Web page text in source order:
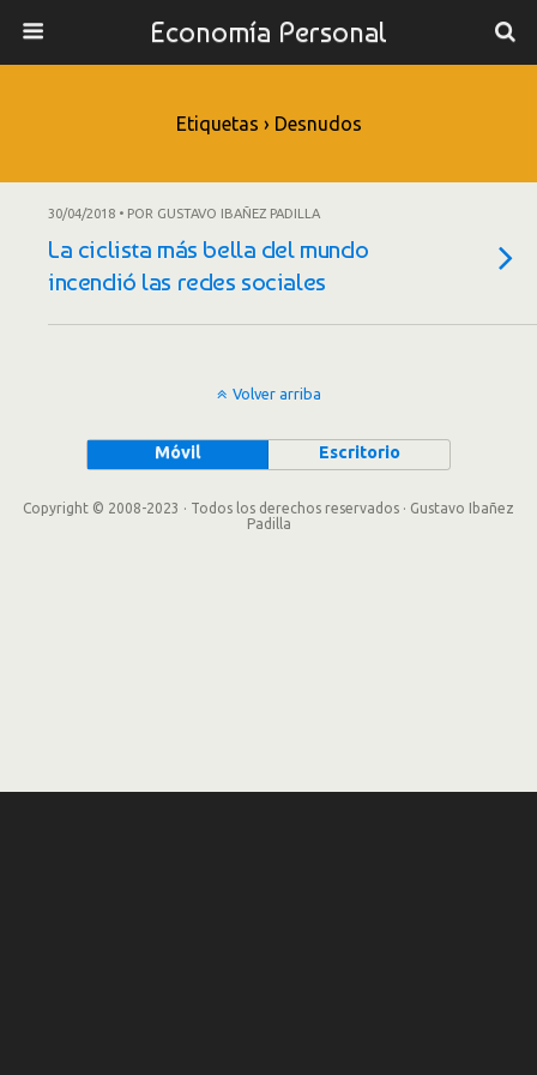
Economía Personal
Etiquetas › Desnudos
30/04/2018 • POR GUSTAVO IBAÑEZ PADILLA
La ciclista más bella del mundo
incendió las redes sociales
Volver arriba
Móvil Escritorio
Copyright © 2008-2023 · Todos los derechos reservados · Gustavo Ibañez
Padilla